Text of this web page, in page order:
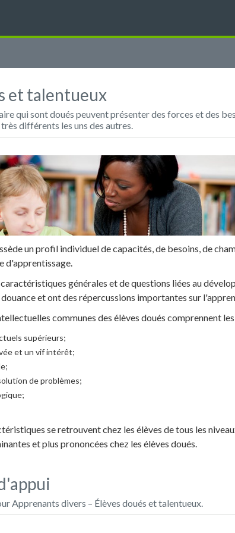
et talentueux
qui sont doués peuvent présenter des forces et des
différents les uns des autres.
un profil individuel de capacités, de besoins, de
d'apprentissage.
générales et de questions liées au
et ont des répercussions importantes sur
communes des élèves doués comprennent
supérieurs;
et un vif intérêt;
de problèmes;
se retrouvent chez les élèves de tous les
et plus prononcées chez les élèves doués.
Apprenants divers – Élèves doués et talentueux.